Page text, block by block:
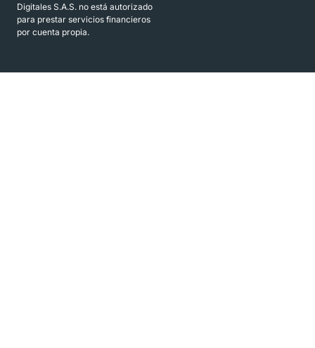
Digitales S.A.S. no está autorizado
para prestar servicios financieros
por cuenta propia.